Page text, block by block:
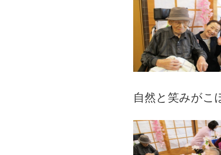
自然と笑みがこ